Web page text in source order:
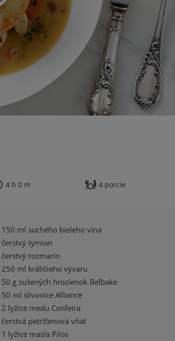
4 h 0 m 4 porcie
150 ml suchého bieleho vína
čerstvý tymian
čerstvý rozmarín
250 ml králičieho vývaru
50 g sušených hrozienok Belbake
50 ml slivovice Alliance
2 lyžice medu Confeira
čerstvá petržlenová vňať
1 lyžice masla Pilos